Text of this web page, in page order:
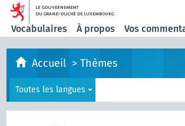
Vocabulaires À propos Vos
Accueil >Thèmes
Toutes les langues